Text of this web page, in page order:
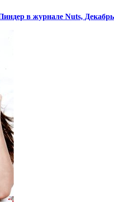
в журнале Nuts,